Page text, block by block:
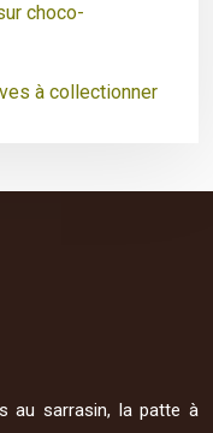
choco-
à collectionner
au sarrasin, la patte à